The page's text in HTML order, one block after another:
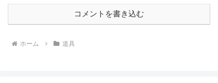
コメントを書き込む
ホーム 道具